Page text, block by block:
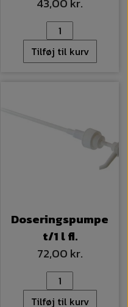
43,00 kr.
Tilføj til kurv
Doseringspumpe
t/1 l fl.
72,00 kr.
Tilføj til kurv